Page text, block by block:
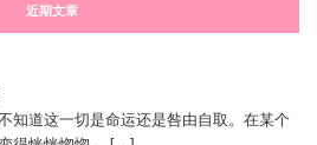
近期文章
知道这一切是命运还是咎由自取。在某个